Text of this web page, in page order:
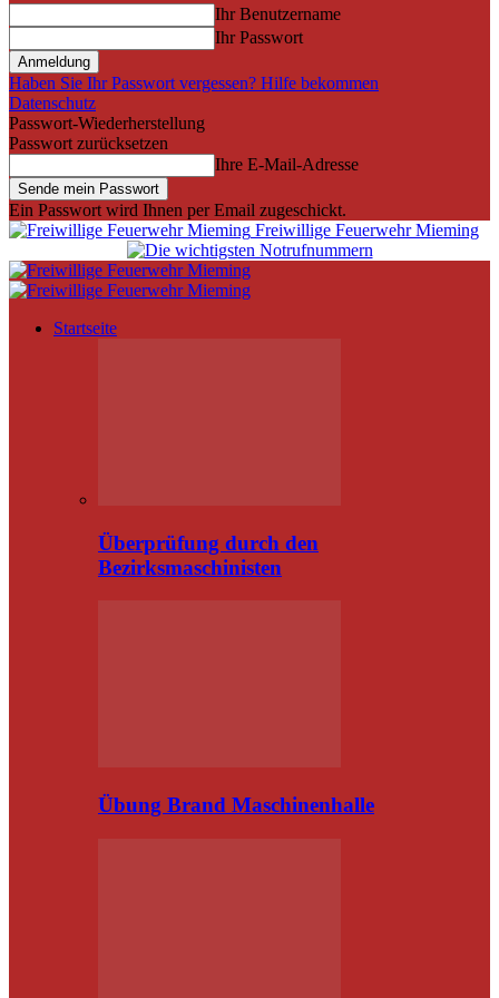
Ihr Benutzername
Ihr Passwort
Haben Sie Ihr Passwort vergessen? Hilfe bekommen
Datenschutz
Passwort-Wiederherstellung
Passwort zurücksetzen
Ihre E-Mail-Adresse
Ein Passwort wird Ihnen per Email zugeschickt.
Freiwillige Feuerwehr Mieming
Startseite
Überprüfung durch den
Bezirksmaschinisten
Übung Brand Maschinenhalle